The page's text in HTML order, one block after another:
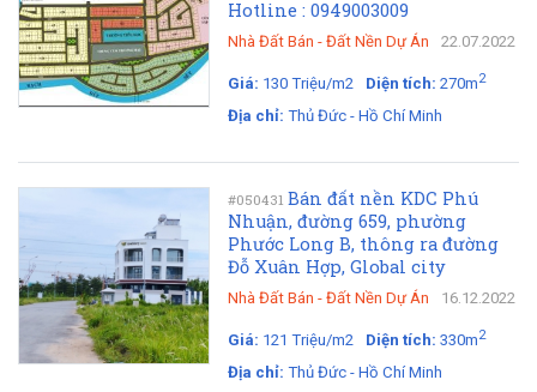
Hotline : 0949003009
Nhà Đất Bán - Đất Nền Dự Án 22.07.2022
Giá: 130 Triệu/m2 Diện tích: 270m2
Địa chỉ: Thủ Đức - Hồ Chí Minh
#050431 Bán đất nền KDC Phú
Nhuận, đường 659, phường
Phước Long B, thông ra đường
Đỗ Xuân Hợp, Global city
Nhà Đất Bán - Đất Nền Dự Án 16.12.2022
Giá: 121 Triệu/m2 Diện tích: 330m2
Địa chỉ: Thủ Đức - Hồ Chí Minh